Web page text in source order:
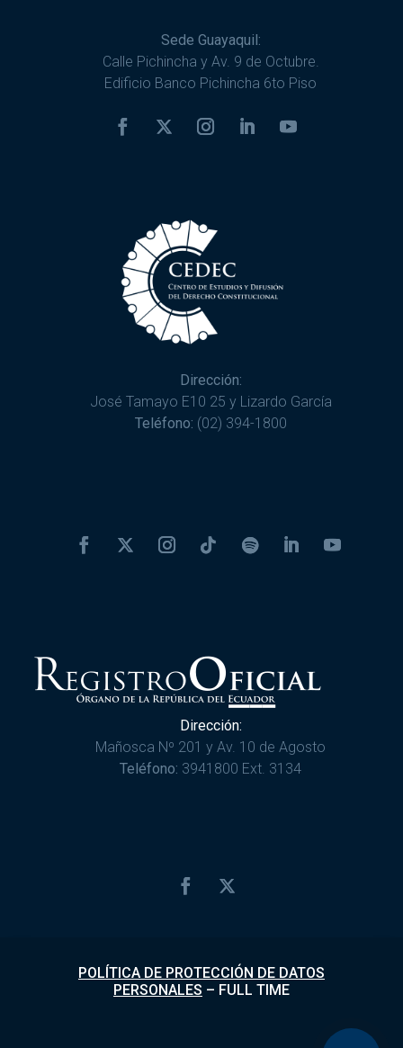
Sede Guayaquil:
Calle Pichincha y Av. 9 de Octubre.
Edificio Banco Pichincha 6to Piso
Dirección:
José Tamayo E10 25 y Lizardo García
Teléfono: (02) 394-1800
Dirección:
Mañosca Nº 201 y Av. 10 de Agosto
Teléfono: 3941800 Ext. 3134
POLÍTICA DE PROTECCIÓN DE DATOS
PERSONALES – FULL TIME